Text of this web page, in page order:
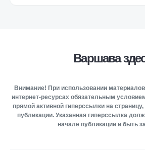
Варшава
Внимание! При использовании
интернет-ресурсах обязательным
прямой активной гиперссылки на
публикации. Указанная гиперссылка
начале публикации и быть